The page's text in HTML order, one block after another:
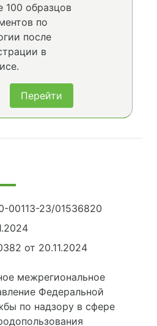
100 образцов
по
после
в
Перейти
00113-23/01536820
от 20.11.2024
межрегиональное
Федеральной
по надзору в сфере